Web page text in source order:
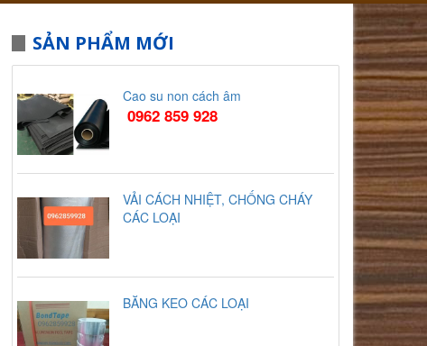
SẢN PHẨM MỚI
Cao su non cách âm
0962 859 928
VẢI CÁCH NHIỆT, CHỐNG CHÁY
CÁC LOẠI
BĂNG KEO CÁC LOẠI